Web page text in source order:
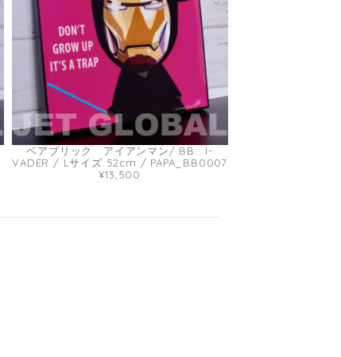
ベアブリック アイアンマン/ BB : I-
VADER / Lサイズ 52cm / PAPA_BB0007
¥13,500